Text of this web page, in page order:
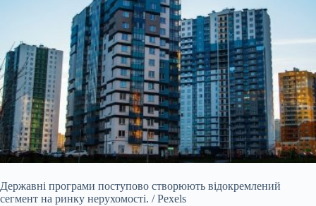
Державні програми поступово створюють відокремлений
сегмент на ринку нерухомості. / Pexels